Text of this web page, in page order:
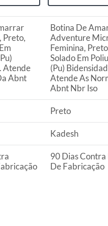
ou no Centro de
esteja disponível em sua loja
em quaisquer das lojas ou no
perfeitas condições de uso;
troca será atendida somente
qualquer tipo de
original, intacta e
Preto,
Atende
Abnt
Botina De
Adventure
Feminina,
Solado Em
(Pu)
Atende As
Abnt Nbr Iso
Preto
Kadesh
90 Dias
De Fabricação